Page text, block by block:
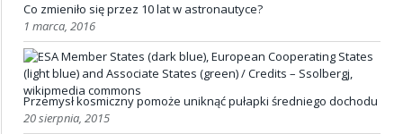
Co zmieniło się przez 10 lat w astronautyce?
1 marca, 2016
Przemysł kosmiczny pomoże uniknąć pułapki średniego dochodu
20 sierpnia, 2015